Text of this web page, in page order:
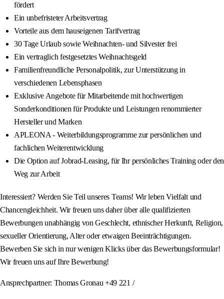
fördert
Ein unbefristeter Arbeitsvertrag
Vorteile aus dem hauseigenen Tarifvertrag
30 Tage Urlaub sowie Weihnachten- und Silvester frei
Ein vertraglich festgesetztes Weihnachtsgeld
Familienfreundliche Personalpolitik, zur Unterstützung in
verschiedenen Lebensphasen
Exklusive Angebote für Mitarbeitende mit hochwertigen
Sonderkonditionen für Produkte und Leistungen renommierter
Hersteller und Marken
APLEONA - Weiterbildungsprogramme zur persönlichen und
fachlichen Weiterentwicklung
Die Option auf Jobrad-Leasing, für Ihr persönliches Training oder den
Weg zur Arbeit
Interessiert? Werden Sie Teil unseres Teams! Wir leben Vielfalt und
Chancengleichheit. Wir freuen uns daher über alle qualifizierten
Bewerbungen unabhängig von Geschlecht, ethnischer Herkunft, Religion,
sexueller Orientierung, Alter oder etwaigen Beeinträchtigungen.
Bewerben Sie sich in nur wenigen Klicks über das Bewerbungsformular!
Wir freuen uns auf Ihre Bewerbung!
Ansprechpartner: Thomas Gronau +49 221 /